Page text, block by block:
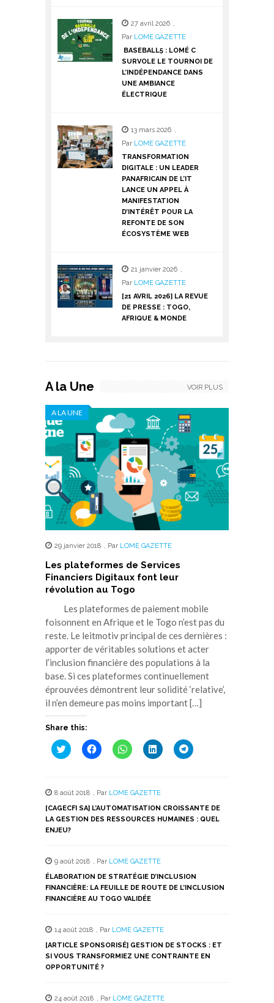
27 avril 2026 ,
Par LOME GAZETTE
BASEBALL5 : LOMÉ C
SURVOLE LE TOURNOI DE
L’INDÉPENDANCE DANS
UNE AMBIANCE
ÉLECTRIQUE
13 mars 2026 ,
Par LOME GAZETTE
TRANSFORMATION
DIGITALE : UN LEADER
PANAFRICAIN DE L’IT
LANCE UN APPEL À
MANIFESTATION
D’INTÉRÊT POUR LA
REFONTE DE SON
ÉCOSYSTÈME WEB
21 janvier 2026 ,
Par LOME GAZETTE
[21 AVRIL 2026] LA REVUE
DE PRESSE : TOGO,
AFRIQUE & MONDE
A la Une
A LA UNE
29 janvier 2018 , Par LOME GAZETTE
Les plateformes de Services
Financiers Digitaux font leur
révolution au Togo
Les plateformes de paiement mobile
foisonnent en Afrique et le Togo n’est pas du
reste. Le leitmotiv principal de ces dernières :
apporter de véritables solutions et acter
l’inclusion financière des populations à la
base. Si ces plateformes continuellement
éprouvées démontrent leur solidité ‘relative’,
il n’en demeure pas moins important […]
Share this:
Cliquez
pour
une
nouvelle
fenêtre)
Cliquez
pour
une
nouvelle
fenêtre)
Cliquez
pour
une
nouvelle
fenêtre)
Cliquez
pour
une
nouvelle
fenêtre)
Cliquez
pour
nouvelle
fenêtre)
8 août 2018 , Par LOME GAZETTE
[CAGECFI SA] L’AUTOMATISATION CROISSANTE DE
LA GESTION DES RESSOURCES HUMAINES : QUEL
ENJEU?
9 août 2018 , Par LOME GAZETTE
ÉLABORATION DE STRATÉGIE D’INCLUSION
FINANCIÈRE: LA FEUILLE DE ROUTE DE L’INCLUSION
FINANCIÈRE AU TOGO VALIDÉE
14 août 2018 , Par LOME GAZETTE
[ARTICLE SPONSORISÉ] GESTION DE STOCKS : ET
SI VOUS TRANSFORMIEZ UNE CONTRAINTE EN
OPPORTUNITÉ ?
24 août 2018 , Par LOME GAZETTE
VOIR PLUS